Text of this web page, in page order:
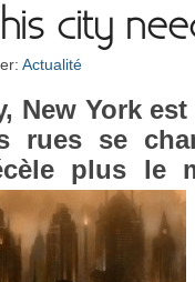
city
Actualité
New York
rues se
plus le